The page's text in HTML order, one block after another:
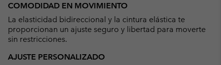
COMODIDAD EN MOVIMIENTO
La elasticidad bidireccional y la cintura elástica te
proporcionan un ajuste seguro y libertad para moverte
sin restricciones.
AJUSTE PERSONALIZADO